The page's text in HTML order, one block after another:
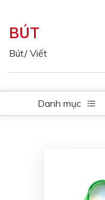
Màu sắc
Đỏ
Xanh ngọc
Cam
Hồng
BÚT
Bút/ Viết
Danh mục